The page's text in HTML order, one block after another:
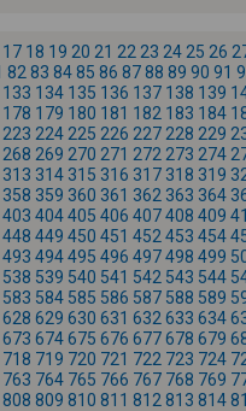
17 18 19 20 21 22 23 24 25 26
82 83 8485 86 8788 89 90 91
133 134 135 136 137 138 139
178 179 180 181 182 183 184
223 224 225 226 227 228 229
268 269 270 271 272 273 274
313 314 315 316 317 318 319
358 359 360 361 362 363 364
403 404405 406 407408 409
448 449 450 451 452 453 454
493 494495 496 497498 499
538 539 540 541 542 543 544
583 584 585 586 587 588 589
628 629 630 631 632 633 634
673 674675 676 677678 679
718 719 720 721 722 723 724
763 764 765 766 767 768 769
808 809 810 811 812 813 814